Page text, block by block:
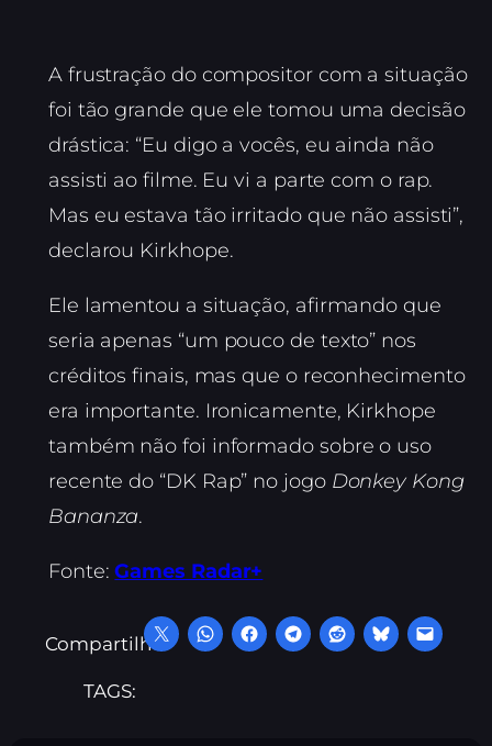
A frustração do compositor com a situação
foi tão grande que ele tomou uma decisão
drástica: “Eu digo a vocês, eu ainda não
assisti ao filme. Eu vi a parte com o rap.
Mas eu estava tão irritado que não assisti”,
declarou Kirkhope.
Ele lamentou a situação, afirmando que
seria apenas “um pouco de texto” nos
créditos finais, mas que o reconhecimento
era importante. Ironicamente, Kirkhope
também não foi informado sobre o uso
recente do “DK Rap” no jogo Donkey Kong
Bananza.
Fonte:Games Radar+
Compartilhe:
TAGS: